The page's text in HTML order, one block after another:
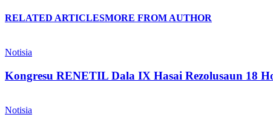
RELATED ARTICLESMORE FROM AUTHOR
Notisia
Kongresu RENETIL Dala IX Hasai Rezolusaun 18
Notisia